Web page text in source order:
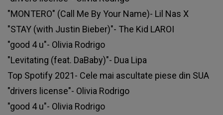
"MONTERO" (Call Me By Your Name)- Lil Nas X
"STAY (with Justin Bieber)"- The Kid LAROI
"good 4 u"- Olivia Rodrigo
"Levitating (feat. DaBaby)"- Dua Lipa
Top Spotify 2021- Cele mai ascultate piese din SUA
"drivers license"- Olivia Rodrigo
"good 4 u"- Olivia Rodrigo